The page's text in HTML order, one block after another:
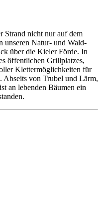
Strand nicht nur auf dem
unseren Natur- und Wald-
über die Kieler Förde. In
öffentlichen Grillplatzes,
Klettermöglichkeiten für
Abseits von Trubel und Lärm,
an lebenden Bäumen ein